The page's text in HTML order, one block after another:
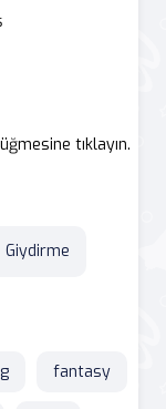
tıklayın.
Giydirme
fantasy